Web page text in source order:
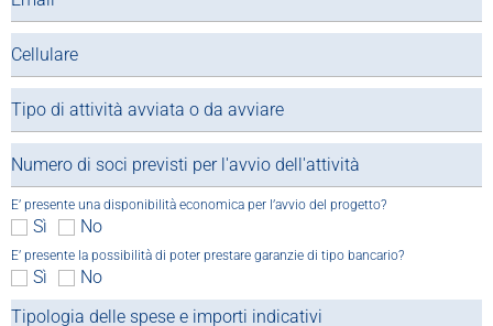
E’ presente una disponibilità economica per l’avvio del progetto?
Sì No
E’ presente la possibilità di poter prestare garanzie di tipo bancario?
Sì No